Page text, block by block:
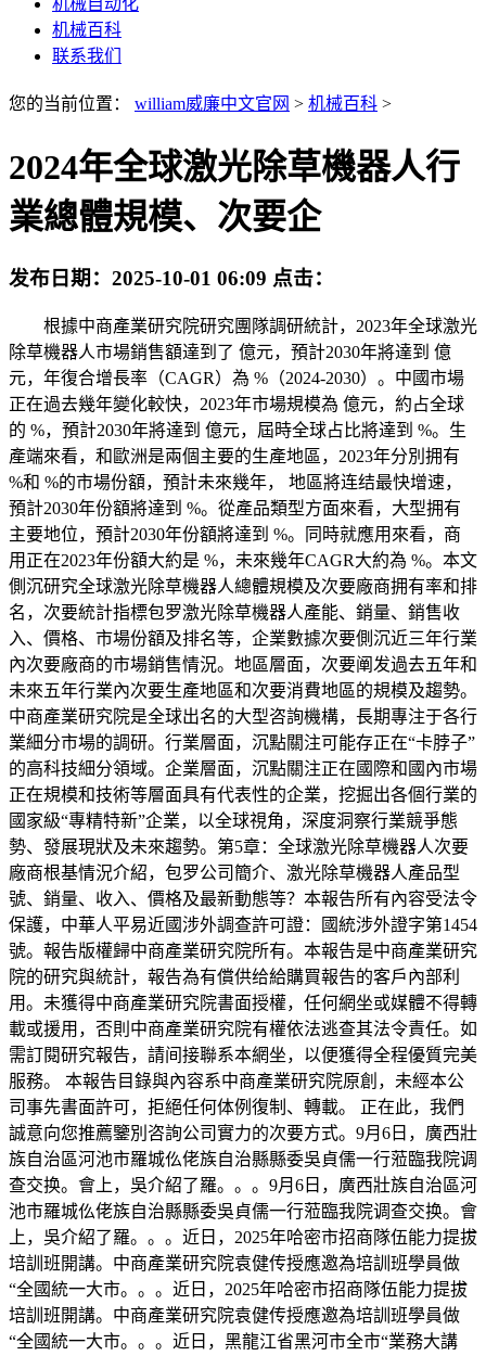
机械自动化
机械百科
联系我们
您的当前位置： william威廉中文官网 > 机械百科 >
2024年全球激光除草機器人行
業總體規模、次要企
发布日期： 2025-10-01 06:09 点击：
根據中商產業研究院研究團隊調研統計，2023年全球激光
除草機器人市場銷售額達到了 億元，預計2030年將達到 億
元，年復合增長率（CAGR）為 %（2024-2030）。中國市場
正在過去幾年變化較快，2023年市場規模為 億元，約占全球
的 %，預計2030年將達到 億元，屆時全球占比將達到 %。生
產端來看，和歐洲是兩個主要的生產地區，2023年分別拥有
%和 %的市場份額，預計未來幾年， 地區將连结最快增速，
預計2030年份額將達到 %。從產品類型方面來看，大型拥有
主要地位，預計2030年份額將達到 %。同時就應用來看，商
用正在2023年份額大約是 %，未來幾年CAGR大約為 %。本文
側沉研究全球激光除草機器人總體規模及次要廠商拥有率和排
名，次要統計指標包罗激光除草機器人產能、銷量、銷售收
入、價格、市場份額及排名等，企業數據次要側沉近三年行業
內次要廠商的市場銷售情況。地區層面，次要阐发過去五年和
未來五年行業內次要生產地區和次要消費地區的規模及趨勢。
中商產業研究院是全球出名的大型咨詢機構，長期專注于各行
業細分市場的調研。行業層面，沉點關注可能存正在“卡脖子”
的高科技細分領域。企業層面，沉點關注正在國際和國內市場
正在規模和技術等層面具有代表性的企業，挖掘出各個行業的
國家級“專精特新”企業，以全球視角，深度洞察行業競爭態
勢、發展現狀及未來趨勢。第5章：全球激光除草機器人次要
廠商根基情況介紹，包罗公司簡介、激光除草機器人產品型
號、銷量、收入、價格及最新動態等？本報告所有內容受法令
保護，中華人平易近國涉外調查許可證：國統涉外證字第1454
號。報告版權歸中商產業研究院所有。本報告是中商產業研究
院的研究與統計，報告為有償供给給購買報告的客戶內部利
用。未獲得中商產業研究院書面授權，任何網坐或媒體不得轉
載或援用，否則中商產業研究院有權依法逃查其法令責任。如
需訂閱研究報告，請间接聯系本網坐，以便獲得全程優質完美
服務。 本報告目錄與內容系中商產業研究院原創，未經本公
司事先書面許可，拒絕任何体例復制、轉載。 正在此，我們
誠意向您推薦鑒別咨詢公司實力的次要方式。9月6日，廣西壯
族自治區河池市羅城仫佬族自治縣縣委吳貞儒一行蒞臨我院调
查交换。會上，吳介紹了羅。。。9月6日，廣西壯族自治區河
池市羅城仫佬族自治縣縣委吳貞儒一行蒞臨我院调查交换。會
上，吳介紹了羅。。。近日，2025年哈密市招商隊伍能力提拔
培訓班開講。中商產業研究院袁健传授應邀為培訓班學員做
“全國統一大市。。。近日，2025年哈密市招商隊伍能力提拔
培訓班開講。中商產業研究院袁健传授應邀為培訓班學員做
“全國統一大市。。。近日，黑龍江省黑河市全市“業務大講